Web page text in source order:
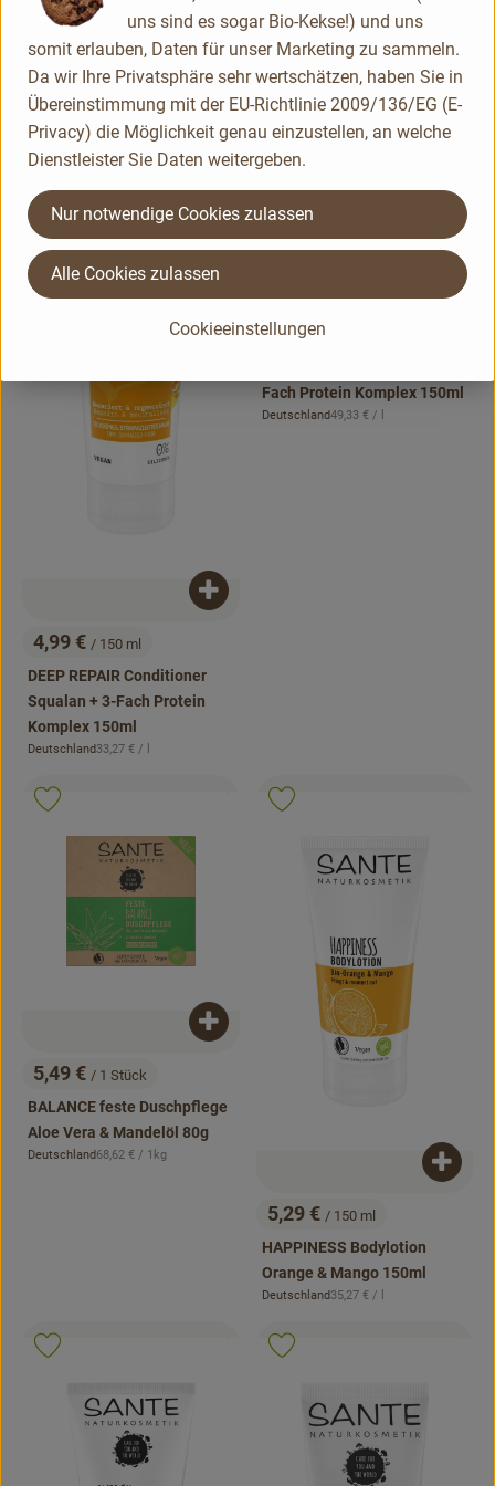
Komplex 250ml
, Herkunft:
Deutschland, Referenzpreis:
19,96 € / l
, Preis:
4,99 € / 150 ml
DEEP REPAIR Conditioner
Squalan + 3-Fach Protein
Komplex 150ml
, Herkunft:
Deutschland, Referenzpreis:
33,27 € / l
Produkt zum Warenkorb hinzufügen
, Kontrollstelle:
Produkt zu Favouriten hinzufügen
, Preis:
DEEP REPAIR 1 Minute
Fach Protein Komplex 150ml
, Herkunft:
Deutschland, Referenzpreis:
49,33 € / l
,
Produkt zu Favouriten hinzufügen
, Preis:
5,49 € / 1 Stück
BALANCE feste Duschpflege
Aloe Vera & Mandelöl 80g
, Herkunft:
Deutschland, Referenzpreis:
68,62 € / 1kg
Produkt zum Warenkorb hinzufügen
, Verband:
.
, Preis:
5,29 € / 150 ml
HAPPINESS Bodylotion
Orange & Mango 150ml
, Herkunft:
Deutschland, Referenzpreis:
35,27 € / l
,
.
, Verband: ,
uns sind es sogar Bio-Kekse!) und uns
somit erlauben, Daten für unser Marketing zu sammeln.
Da wir Ihre Privatsphäre sehr wertschätzen, haben Sie in
Übereinstimmung mit der EU-Richtlinie 2009/136/EG (E-
Privacy) die Möglichkeit genau einzustellen, an welche
Dienstleister Sie Daten weitergeben.
Cookieeinstellungen
Nur notwendige Cookies zulassen
Alle Cookies zulassen